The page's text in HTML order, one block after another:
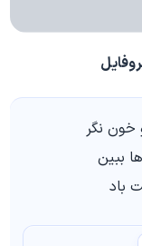
نگر
ببين
باد